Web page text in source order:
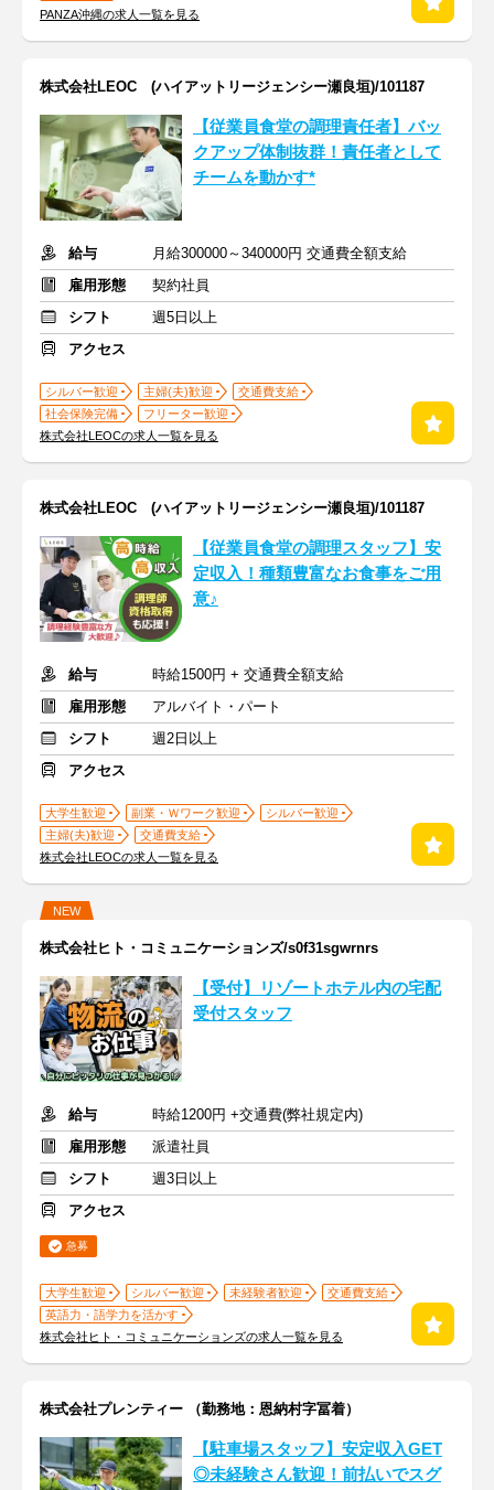
PANZA沖縄の求人一覧を見る
株式会社LEOC (ハイアットリージェンシー瀬良垣)/101187
【従業員食堂の調理責任者】バッ
クアップ体制抜群！責任者として
チームを動かす*
給与
月給300000～340000円 交通費全額支給
雇用形態
契約社員
シフト
週5日以上
アクセス
シルバー歓迎 主婦(夫)歓迎
交通費支給
社会保険完備
フリーター歓迎
株式会社LEOCの求人一覧を見る
株式会社LEOC (ハイアットリージェンシー瀬良垣)/101187
【従業員食堂の調理スタッフ】安
定収入！種類豊富なお食事をご用
意♪
給与
時給1500円 + 交通費全額支給
雇用形態
アルバイト・パート
シフト
週2日以上
アクセス
大学生歓迎 副業・Ｗワーク歓迎
シルバー歓迎
主婦(夫)歓迎
交通費支給
株式会社LEOCの求人一覧を見る
NEW
株式会社ヒト・コミュニケーションズ/s0f31sgwrnrs
【受付】リゾートホテル内の宅配
受付スタッフ
給与
時給1200円 +交通費(弊社規定内)
雇用形態
派遣社員
シフト
週3日以上
アクセス
急募
大学生歓迎 シルバー歓迎 未経験者歓迎
交通費支給
英語力・語学力を活かす
株式会社ヒト・コミュニケーションズの求人一覧を見る
株式会社プレンティー （勤務地：恩納村字冨着）
【駐車場スタッフ】安定収入GET
◎未経験さん歓迎！前払いでスグ